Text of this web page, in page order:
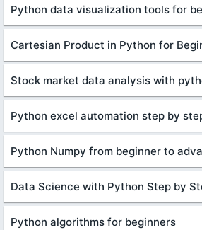
Python data visualization tools for
Cartesian Product in Python for
Stock market data analysis with
Python excel automation step by
Python Numpy from beginner to
Data Science with Python Step by
Python algorithms for beginners